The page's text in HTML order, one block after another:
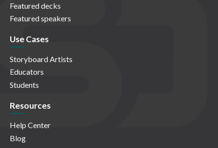
Featured decks
Featured speakers
Use Cases
Storyboard Artists
Educators
Students
Resources
Help Center
Blog